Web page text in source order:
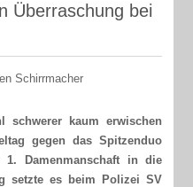
Überraschung bei
Schirrmacher
schwerer kaum erwischen
gegen das Spitzenduo
1. Damenmanschaft in die
setzte es beim Polizei SV